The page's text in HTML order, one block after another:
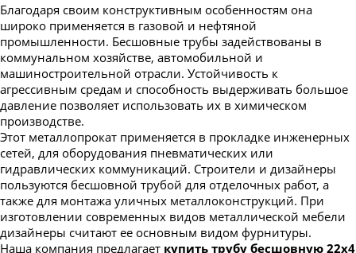
Благодаря своим конструктивным особенностям она
широко применяется в газовой и нефтяной
промышленности. Бесшовные трубы задействованы в
коммунальном хозяйстве, автомобильной и
машиностроительной отрасли. Устойчивость к
агрессивным средам и способность выдерживать большое
давление позволяет использовать их в химическом
производстве.
Этот металлопрокат применяется в прокладке инженерных
сетей, для оборудования пневматических или
гидравлических коммуникаций. Строители и дизайнеры
пользуются бесшовной трубой для отделочных работ, а
также для монтажа уличных металлоконструкций. При
изготовлении современных видов металлической мебели
дизайнеры считают ее основным видом фурнитуры.
Наша компания предлагает купить трубу бесшовную 22х4